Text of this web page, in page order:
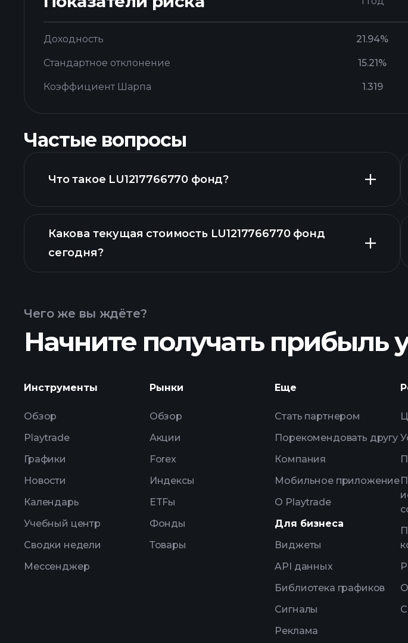
Доходность 21.94%
Стандартное отклонение 15.21%
Коэффициент Шарпа 1.319
Частые вопросы
Что такое LU1217766770 фонд?
Какова текущая стоимость LU1217766770 фонд
сегодня?
расширенной диаграмме
Чего же вы ждёте?
Начните получать прибыль
Инструменты
Обзор
Playtrade
Графики
Новости
Календарь
Учебный центр
Сводки недели
Мессенджер
Рынки
Обзор
Акции
Forex
Индексы
ETFы
Фонды
Товары
Еще
Стать партнером
Порекомендовать другу
Компания
Мобильное приложение
О Playtrade
Для бизнеса
Виджеты
API данных
Библиотека графиков
Сигналы
Реклама